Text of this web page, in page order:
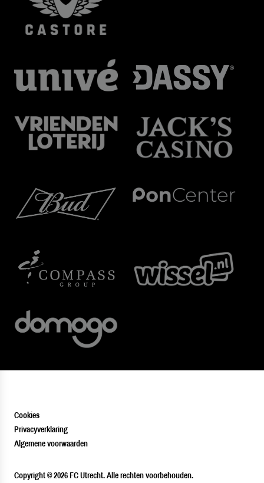
Cookies
Privacyverklaring
Algemene voorwaarden
Copyright © 2026 FC Utrecht. Alle rechten voorbehouden.